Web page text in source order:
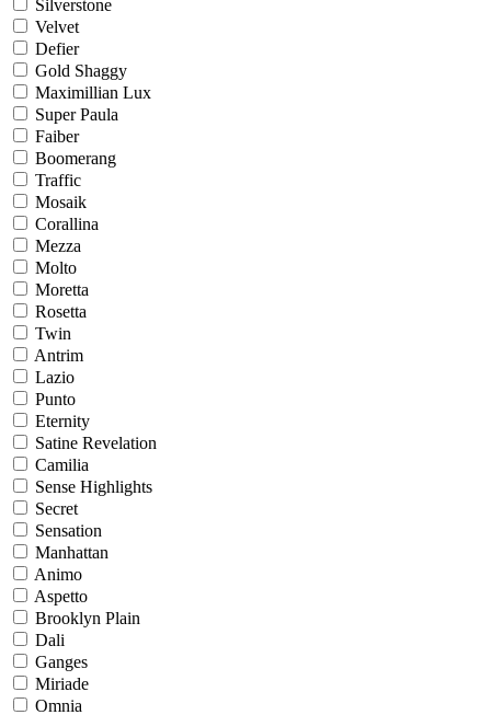
Silverstone
Velvet
Defier
Gold Shaggy
Maximillian Lux
Super Paula
Faiber
Boomerang
Traffic
Mosaik
Corallina
Mezza
Molto
Moretta
Rosetta
Twin
Antrim
Lazio
Punto
Eternity
Satine Revelation
Camilia
Sense Highlights
Secret
Sensation
Manhattan
Animo
Aspetto
Brooklyn Plain
Dali
Ganges
Miriade
Omnia